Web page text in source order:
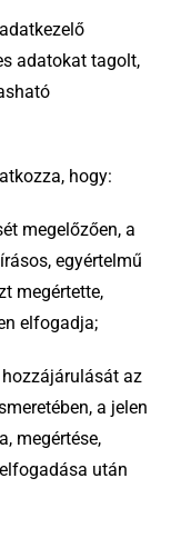
adatokat tagolt,
hogy:
a
egyértelmű
megértette,
elfogadja;
az
a jelen
megértése,
után